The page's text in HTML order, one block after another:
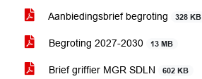
Aanbiedingsbrief begroting 328 KB
Begroting 2027-2030 13 MB
Brief griffier MGR SDLN 602 KB